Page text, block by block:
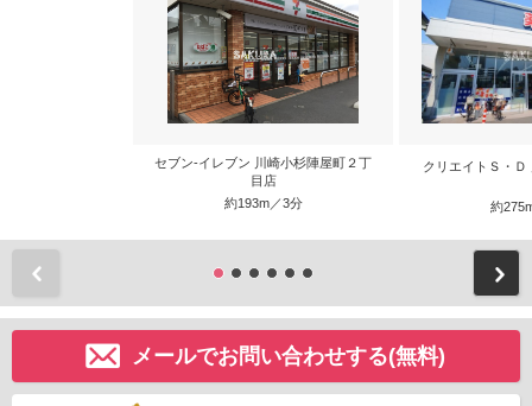
セブン‐イレブン 川崎小杉陣屋町２丁
目店
約193m／3分
クリエイトＳ・
約
メールでお問い合わせする(無料)